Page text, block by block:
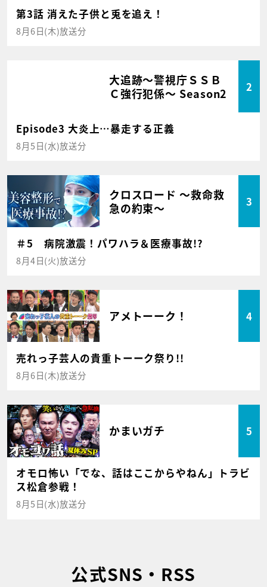
第3話 消えた子供と兎を追え！
8月6日(木)放送分
大追跡～警視庁ＳＳＢ
Ｃ強行犯係～ Season2
2
Episode3 大炎上…暴走する正義
8月5日(水)放送分
クロスロード ～救命救
急の約束～
3
＃5 病院激震！パワハラ＆医療事故!?
8月4日(火)放送分
アメトーーク！ 4
売れっ子芸人の貴重トーーク祭り!!
8月6日(木)放送分
かまいガチ 5
オモロ怖い「でな、話はここからやねん」トラビ
ス松倉参戦！
8月5日(水)放送分
公式SNS・RSS